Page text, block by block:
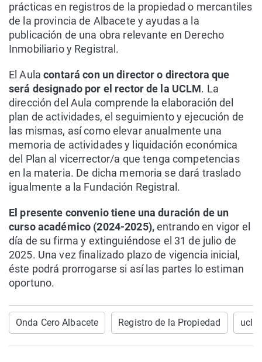
prácticas en registros de la propiedad o mercantiles
de la provincia de Albacete y ayudas a la
publicación de una obra relevante en Derecho
Inmobiliario y Registral.
El Aulacontará con un director o directora que
será designado por el rector de la UCLM. La
dirección del Aula comprende la elaboración del
plan de actividades, el seguimiento y ejecución de
las mismas, así como elevar anualmente una
memoria de actividades y liquidación económica
del Plan al vicerrector/a que tenga competencias
en la materia. De dicha memoria se dará traslado
igualmente a la Fundación Registral.
El presente convenio tiene una duración de un
curso académico (2024-2025),entrando en vigor el
día de su firma y extinguiéndose el 31 de julio de
2025. Una vez finalizado plazo de vigencia inicial,
éste podrá prorrogarse si así las partes lo estiman
oportuno.
Onda Cero Albacete Registro de la Propiedad uclm